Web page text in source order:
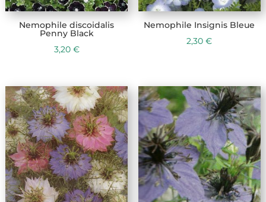
Nemophile discoidalis
Penny Black
3,20 €
Nemophile Insignis Bleue
2,30€